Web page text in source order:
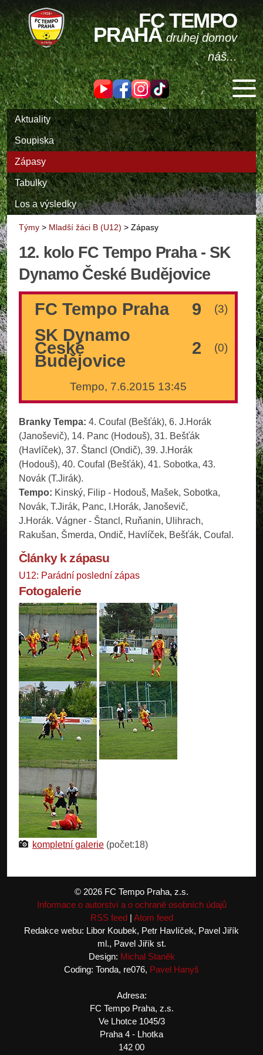
FC TEMPO
PRAHAdruhej domov
náš...
Aktuality
Soupiska
Zápasy
Tabulky
Los a výsledky
Týmy > Mladší žáci B (U12) > Zápasy
12. kolo FC Tempo Praha - SK
Dynamo České Budějovice
FC Tempo Praha 9 (3)
SK Dynamo
České
Budějovice
2 (0)
Tempo, 7.6.2015 13:45
Branky Tempa: 4. Coufal (Bešťák), 6. J.Horák
(Janoševič), 14. Panc (Hodouš), 31. Bešťák
(Havlíček), 37. Štancl (Ondič), 39. J.Horák
(Hodouš), 40. Coufal (Bešťák), 41. Sobotka, 43.
Novák (T.Jirák).
Tempo: Kinský, Filip - Hodouš, Mašek, Sobotka,
Novák, T.Jirák, Panc, I.Horák, Janoševič,
J.Horák. Vágner - Štancl, Ruňanin, Ulihrach,
Rakušan, Šmerda, Ondič, Havlíček, Bešťák, Coufal.
Články k zápasu
U12: Parádní poslední zápas
Fotogalerie
kompletní galerie (počet:18)
© 2026 FC Tempo Praha, z.s.
Informace o autorství a o ochraně osobních údajů
RSS feed| Atom feed
Redakce webu: Libor Koubek, Petr Havlíček, Pavel Jiřík
ml., Pavel Jiřík st.
Design: Michal Staněk
Coding: Tonda, re076, Pavel Hanyš
Adresa:
FC Tempo Praha, z.s.
Ve Lhotce 1045/3
Praha 4 - Lhotka
142 00